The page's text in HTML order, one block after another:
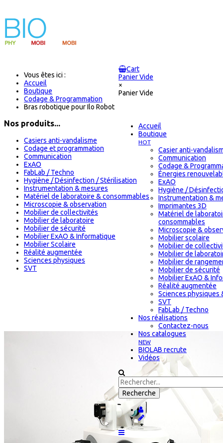
Cart
Panier Vide
×
Panier Vide
Accueil
Boutique
HOT
Casier anti-
Communication
Codage &
Énergies
ExAO
Hygiène /
Instrumentation &
Imprimantes 3D
Matériel de
consommables
Microscopie &
Mobilier scolaire
Mobilier de
Mobilier de
Mobilier de
Mobilier de sécurité
Mobilier ExAO &
Réalité augmentée
Sciences physiques
SVT
FabLab / Techno
Nos réalisations
Contactez-nous
Nos catalogues
NEW
BIOLAB recrute
Vidéos
Vous êtes ici :
Accueil
Boutique
Codage & Programmation
Bras robotique pour Ilo Robot
Nos produits...
Casiers anti-vandalisme
Codage et programmation
Communication
ExAO
FabLab / Techno
Hygiène / Désinfection / Stérilisation
Instrumentation & mesures
Matériel de laboratoire & consommables
Microscopie & observation
Mobilier de collectivités
Mobilier de laboratoire
Mobilier de sécurité
Mobilier ExAO & Informatique
Mobilier Scolaire
Réalité augmentée
Sciences physiques
SVT